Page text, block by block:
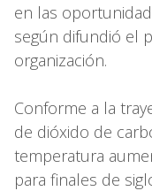
en las
según difundió el
organización.
Conforme a la
de dióxido de
temperatura
para finales de